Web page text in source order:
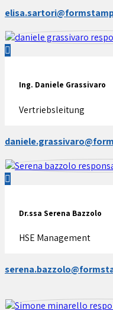
Ing. Daniele Grassivaro
Vertriebsleitung
Dr.ssa Serena Bazzolo
HSE Management